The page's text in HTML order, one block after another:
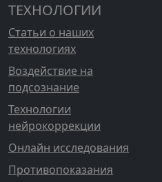
ТЕХНОЛОГИИ
Статьи о наших
технологиях
Воздействие на
подсознание
Технологии
нейрокоррекции
Онлайн исследования
Противопоказания